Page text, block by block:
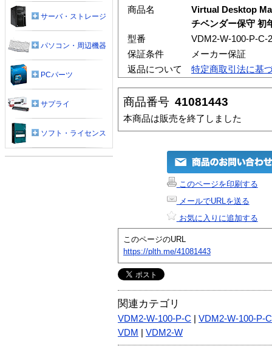
商品名
Virtual Desktop
チベンダー保守 初
型番
VDM2-W-100-P-C-
保証条件
メーカー保証
返品について
特定商取引法に基
商品番号 41081443
本商品は販売を終了しました
このページを印刷する
メールでURLを送る
お気に入りに追加する
このページのURL
https://plth.me/41081443
関連カテゴリ
VDM2-W-100-P-C
VDM2-W-100-P-
VDM
VDM2-W
サーバ・ストレージ
パソコン・周辺機器
PCパーツ
サプライ
ソフト・ライセンス